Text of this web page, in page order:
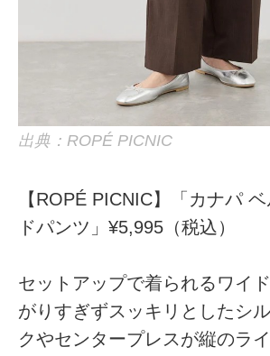
出典：ROPÉ PICNIC
【ROPÉ PICNIC】「カナパ
ドパンツ」¥5,995（税込）
セットアップで着られるワイ
がりすぎずスッキリとしたシ
クやセンタープレスが縦のラ